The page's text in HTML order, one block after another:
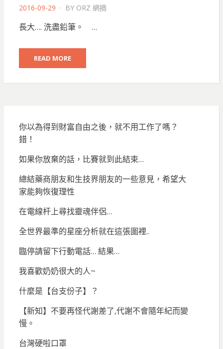
POSTED
2016-09-29 BY ORZ 網摘
長大…. 洗盡鉛筆。 …
READ MORE
你以為得到財富自由之後，就不用工作了嗎？
錯！
如果你放棄的話，比賽就到此結束…
總結藥商朋友和生技界朋友的一些意見，希望大
家能夠恢復理性
在電線杆上尋找靈魂伴侶…
全世界最準的星座分析就在這張圖裡..
臨停請留下行動電話… 結果…
我喜歡奶奶很大的人~
什麼是【台支份子】？
【新知】不要再怪代謝差了,代謝不會隨年紀而變
慢。
台灣硬啦口罩